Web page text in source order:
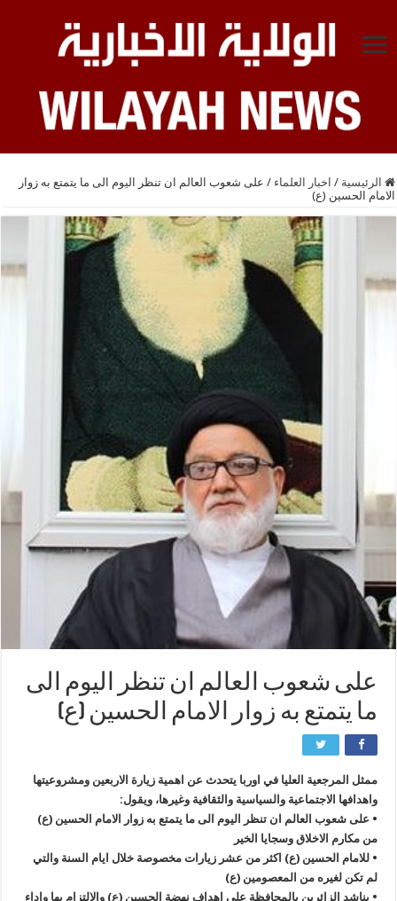
الرئيسية / اخبار العلماء / على شعوب العالم ان تنظر اليوم الى ما يتمتع به زوار
الامام الحسين (ع)
على شعوب العالم ان تنظر اليوم الى
ما يتمتع به زوار الامام الحسين (ع)
ممثل المرجعية العليا في اوربا يتحدث عن اهمية زيارة الاربعين ومشروعيتها
واهدافها الاجتماعية والسياسية والثقافية وغيرها، ويقول:
• على شعوب العالم ان تنظر اليوم الى ما يتمتع به زوار الامام الحسين (ع)
من مكارم الاخلاق وسجايا الخير
• للامام الحسين (ع) اكثر من عشر زيارات مخصوصة خلال ايام السنة والتي
لم تكن لغيره من المعصومين (ع)
• يناشد الزائرين بالمحافظة على اهداف نهضة الحسين (ع) والالتزام بها واداء